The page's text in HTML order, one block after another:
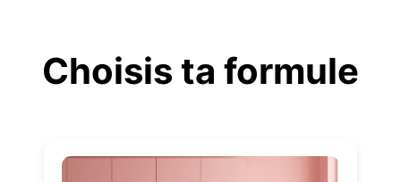
contenuChoisis ta formule